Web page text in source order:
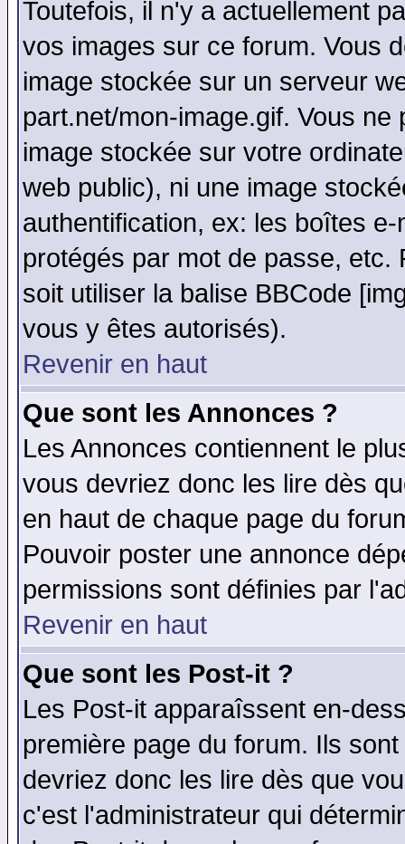
Toutefois, il n'y a actuellement
vos images sur ce forum. Vous
image stockée sur un serveur
part.net/mon-image.gif. Vous
image stockée sur votre
web public), ni une image
authentification, ex: les boîtes
protégés par mot de passe,
soit utiliser la balise BBCode
vous y êtes autorisés).
Revenir en haut
Que sont les Annonces ?
Les Annonces contiennent le
vous devriez donc les lire dès
en haut de chaque page du
Pouvoir poster une annonce
permissions sont définies par
Revenir en haut
Que sont les Post-it ?
Les Post-it apparaîssent en-
première page du forum. Ils
devriez donc les lire dès que
c'est l'administrateur qui